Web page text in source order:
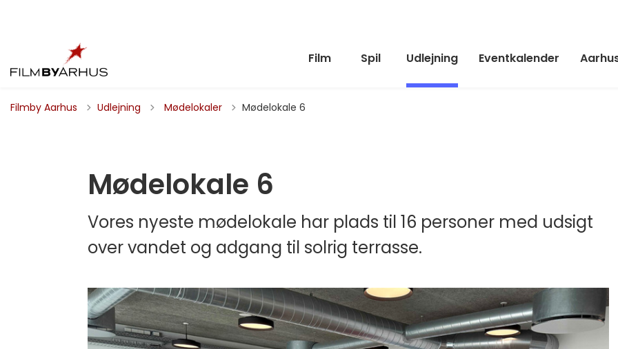
Film Spil Udlejning Eventkalender
Filmby Aarhus Udlejning Tilbage til
Mødelokaler Mødelokale 6
Mødelokale 6
Vores nyeste mødelokale har plads til 16 personer med udsigt
over vandet og adgang til solrig terrasse.